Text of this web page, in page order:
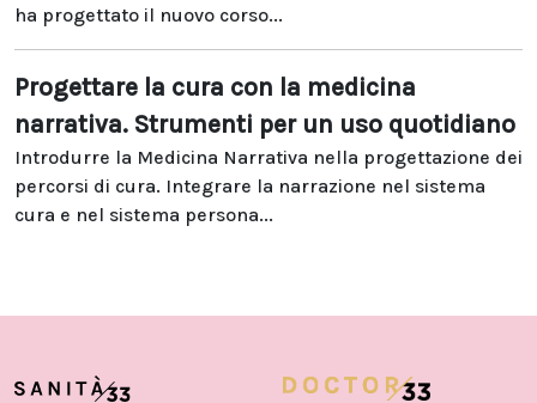
ha progettato il nuovo corso...
Progettare la cura con la medicina
narrativa. Strumenti per un uso quotidiano
Introdurre la Medicina Narrativa nella progettazione dei
percorsi di cura. Integrare la narrazione nel sistema
cura e nel sistema persona...